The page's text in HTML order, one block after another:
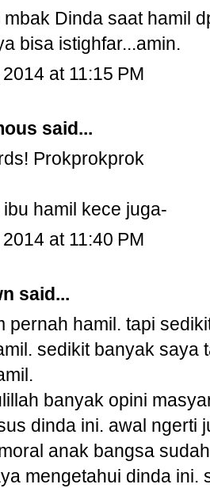
mbak Dinda saat hamil
bisa istighfar...amin.
at 11:15 PM
said...
Prokprokprok
hamil kece juga-
at 11:40 PM
said...
pernah hamil. tapi
sedikit banyak saya
banyak opini
dinda ini. awal ngerti
anak bangsa
mengetahui dinda ini.